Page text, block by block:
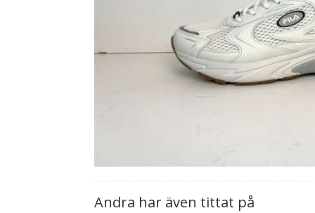
Andra har även tittat på